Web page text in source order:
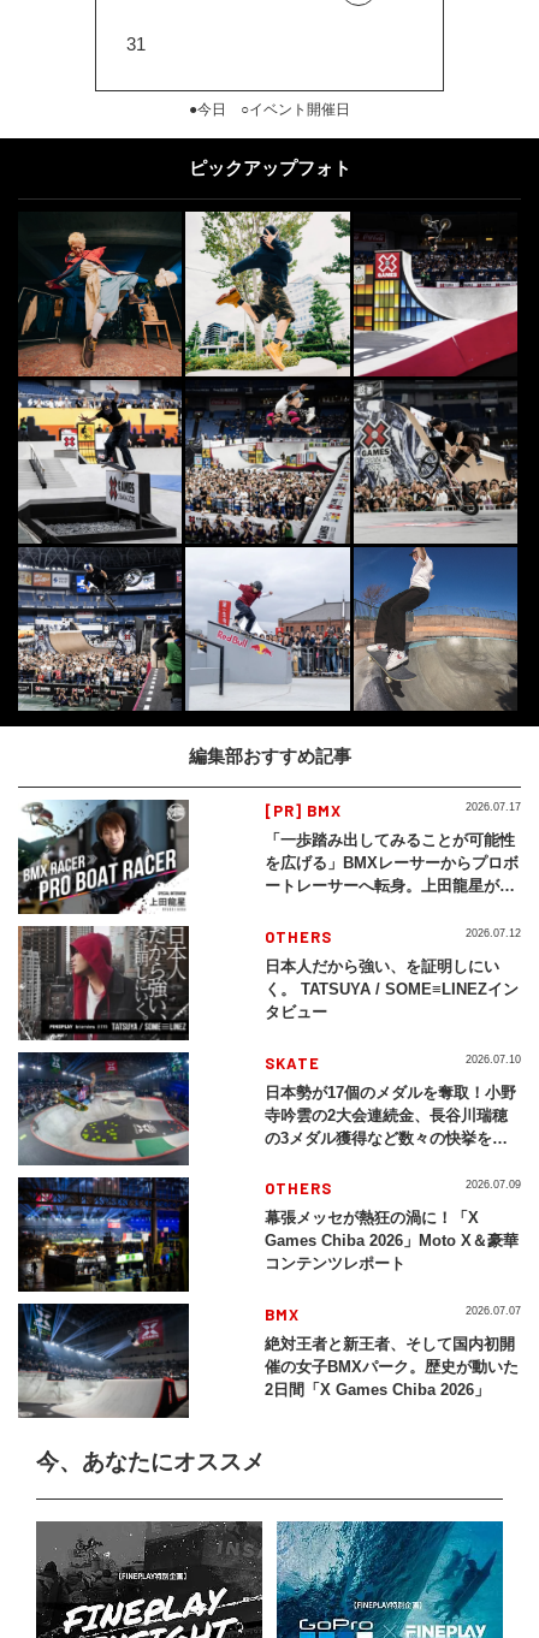
31
●今日 ○イベント開催日
ピックアップフォト
編集部おすすめ記事
[PR] BMX
「一歩踏み出してみることが可能性
を広げる」BMXレーサーからプロボ
ートレーサーへ転身。上田龍星が体
2026.07.17
OTHERS
日本人だから強い、を証明しにい
く。 TATSUYA / SOME≡LINEZイン
タビュー
2026.07.12
SKATE
日本勢が17個のメダルを奪取！小野
寺吟雲の2大会連続金、長谷川瑞穂
の3メダル獲得など数々の快挙をプ
2026」
2026.07.10
OTHERS
幕張メッセが熱狂の渦に！「X
Games Chiba 2026」Moto X＆豪華
コンテンツレポート
2026.07.09
BMX
絶対王者と新王者、そして国内初開
催の女子BMXパーク。歴史が動いた
2日間「X Games Chiba 2026」
2026.07.07
今、あなたにオススメ